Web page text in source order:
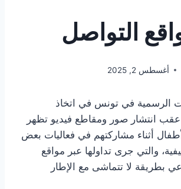
التواصل
أغسطس 2, 2025
في تونس في اتخاذ
انتشار صور ومقاطع فيديو تظهر
أثناء مشاركتهم في فعاليات بعض
والتي جرى تداولها عبر مواقع
بطريقة لا تتماشى مع الإطار